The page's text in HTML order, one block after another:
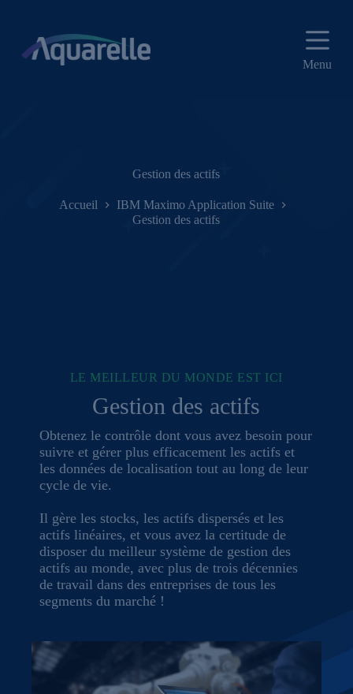
Menu
Gestion des actifs
Accueil
IBM Maximo Application Suite
Gestion des actifs
LE MEILLEUR DU MONDE EST ICI
Gestion des actifs
Obtenez le contrôle dont vous avez besoin pour
suivre et gérer plus efficacement les actifs et
les données de localisation tout au long de leur
cycle de vie.
Il gère les stocks, les actifs dispersés et les
actifs linéaires, et vous avez la certitude de
disposer du meilleur système de gestion des
actifs au monde, avec plus de trois décennies
de travail dans des entreprises de tous les
segments du marché !